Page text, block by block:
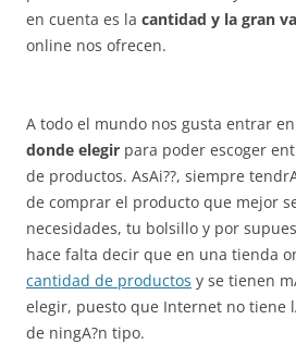
en cuenta es la cantidad y la gran
online nos ofrecen.
A todo el mundo nos gusta entrar
donde elegir para poder escoger
de productos. AsAi??, siempre
de comprar el producto que mejor
necesidades, tu bolsillo y por
hace falta decir que en una tienda
cantidad de productos y se tienen
elegir, puesto que Internet no tiene
de ningA?n tipo.